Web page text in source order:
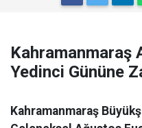
Kahramanmaraş
Yedinci Gününe
Kahramanmaraş